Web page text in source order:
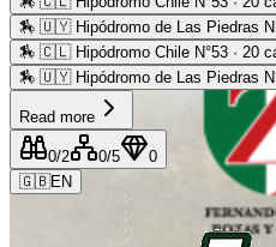
🏇 🇺🇾 Hipódromo de Las Piedras
🏇 🇨🇱 Hipódromo Chile N°53 · 20
🏇 🇺🇾 Hipódromo de Las Piedras
Read more
0/2 0/5
0
🇬🇧EN